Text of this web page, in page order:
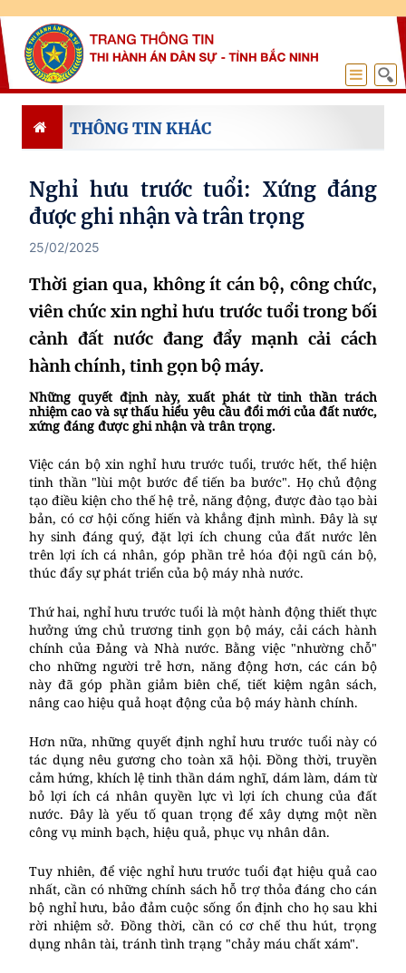
THÔNG TIN KHÁC
Nghỉ hưu trước tuổi: Xứng đáng
được ghi nhận và trân trọng
25/02/2025
Thời gian qua, không ít cán bộ, công chức,
viên chức xin nghỉ hưu trước tuổi trong bối
cảnh đất nước đang đẩy mạnh cải cách
hành chính, tinh gọn bộ máy.
Những quyết định này, xuất phát từ tinh thần trách
nhiệm cao và sự thấu hiểu yêu cầu đổi mới của đất nước,
xứng đáng được ghi nhận và trân trọng.
Việc cán bộ xin nghỉ hưu trước tuổi, trước hết, thể hiện
tinh thần "lùi một bước để tiến ba bước". Họ chủ động
tạo điều kiện cho thế hệ trẻ, năng động, được đào tạo bài
bản, có cơ hội cống hiến và khẳng định mình. Đây là sự
hy sinh đáng quý, đặt lợi ích chung của đất nước lên
trên lợi ích cá nhân, góp phần trẻ hóa đội ngũ cán bộ,
thúc đẩy sự phát triển của bộ máy nhà nước.
Thứ hai, nghỉ hưu trước tuổi là một hành động thiết thực
hưởng ứng chủ trương tinh gọn bộ máy, cải cách hành
chính của Đảng và Nhà nước. Bằng việc "nhường chỗ"
cho những người trẻ hơn, năng động hơn, các cán bộ
này đã góp phần giảm biên chế, tiết kiệm ngân sách,
nâng cao hiệu quả hoạt động của bộ máy hành chính.
Hơn nữa, những quyết định nghỉ hưu trước tuổi này có
tác dụng nêu gương cho toàn xã hội. Đồng thời, truyền
cảm hứng, khích lệ tinh thần dám nghĩ, dám làm, dám từ
bỏ lợi ích cá nhân quyền lực vì lợi ích chung của đất
nước. Đây là yếu tố quan trọng để xây dựng một nền
công vụ minh bạch, hiệu quả, phục vụ nhân dân.
Tuy nhiên, để việc nghỉ hưu trước tuổi đạt hiệu quả cao
nhất, cần có những chính sách hỗ trợ thỏa đáng cho cán
bộ nghỉ hưu, bảo đảm cuộc sống ổn định cho họ sau khi
rời nhiệm sở. Đồng thời, cần có cơ chế thu hút, trọng
dụng nhân tài, tránh tình trạng "chảy máu chất xám".